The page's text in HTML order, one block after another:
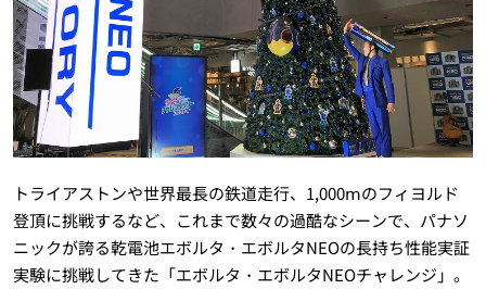
トライアストンや世界最長の鉄道走行、1,000ⅿのフィヨルド
登頂に挑戦するなど、これまで数々の過酷なシーンで、パナソ
ニックが誇る乾電池エボルタ・エボルタNEOの長持ち性能実証
実験に挑戦してきた「エボルタ・エボルタNEOチャレンジ」。